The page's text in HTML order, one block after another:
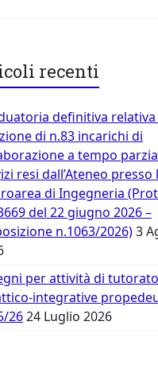
recenti
definitiva relativa
di n.83 incarichi di
a tempo
resi dall’Ateneo presso
di Ingegneria
del 22 giugno 2026 –
n.1063/2026)3
per attività di
integrative
2624 Luglio 2026